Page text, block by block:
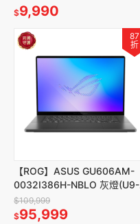
$9,990
87
折
【ROG】ASUS GU606AM-
0032I386H-NBLO 灰燈(U9-
386H/16/32G/1T/5060)
$109,999
$95,999